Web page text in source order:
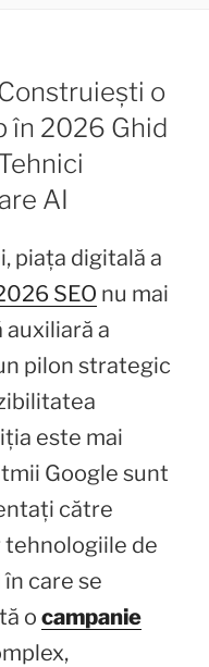
o
în 2026 Ghid
AI
piața digitală a
SEO nu mai
a
pilon strategic
este mai
Google sunt
către
de
care se
o campanie